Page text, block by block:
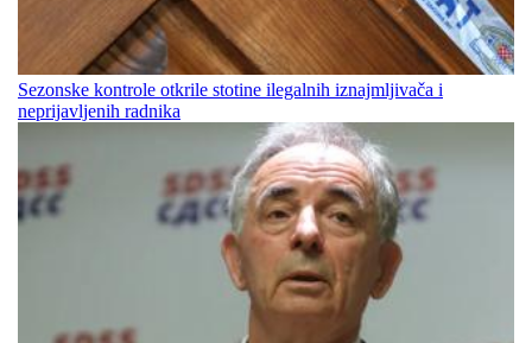
Sezonske kontrole otkrile stotine ilegalnih iznajmljivača i
neprijavljenih radnika